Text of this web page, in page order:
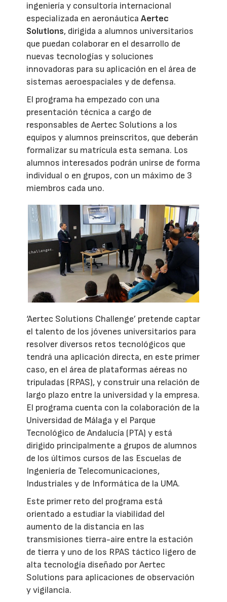
ingeniería y consultoría internacional
especializada en aeronáuticaAertec
Solutions, dirigida a alumnos universitarios
que puedan colaborar en el desarrollo de
nuevas tecnologías y soluciones
innovadoras para su aplicación en el área de
sistemas aeroespaciales y de defensa.
El programa ha empezado con una
presentación técnica a cargo de
responsables de Aertec Solutions a los
equipos y alumnos preinscritos, que deberán
formalizar su matrícula esta semana. Los
alumnos interesados podrán unirse de forma
individual o en grupos, con un máximo de 3
miembros cada uno.
‘Aertec Solutions Challenge’ pretende captar
el talento de los jóvenes universitarios para
resolver diversos retos tecnológicos que
tendrá una aplicación directa, en este primer
caso, en el área de plataformas aéreas no
tripuladas (RPAS), y construir una relación de
largo plazo entre la universidad y la empresa.
El programa cuenta con la colaboración de la
Universidad de Málaga y el Parque
Tecnológico de Andalucía (PTA) y está
dirigido principalmente a grupos de alumnos
de los últimos cursos de las Escuelas de
Ingeniería de Telecomunicaciones,
Industriales y de Informática de la UMA.
Este primer reto del programa está
orientado a estudiar la viabilidad del
aumento de la distancia en las
transmisiones tierra-aire entre la estación
de tierra y uno de los RPAS táctico ligero de
alta tecnología diseñado por Aertec
Solutions para aplicaciones de observación
y vigilancia.